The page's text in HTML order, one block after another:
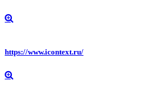
https://www.icontext.ru/